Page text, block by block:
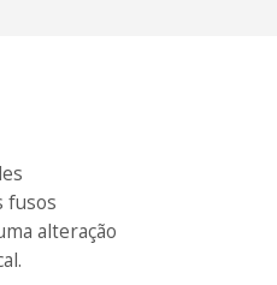
fusos
alteração